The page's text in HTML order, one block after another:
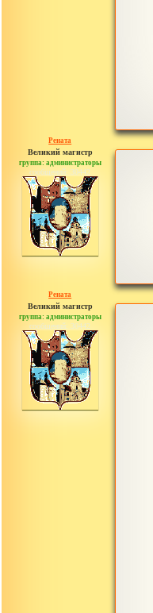
Рената
Великий магистр
группа: администраторы
сообщений: 30442
Рената
Великий магистр
группа: администраторы
сообщений: 30442